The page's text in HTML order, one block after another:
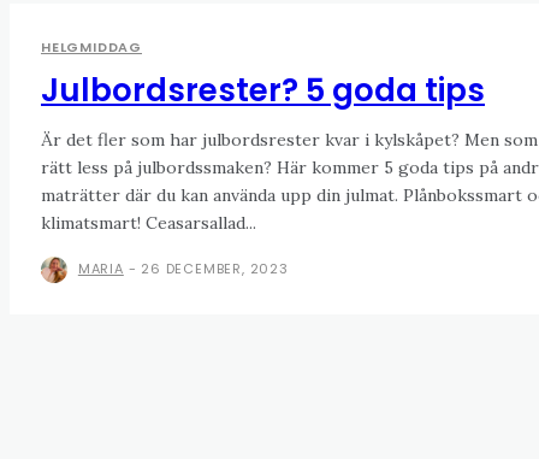
HELGMIDDAG
Julbordsrester? 5 goda tips
Är det fler som har julbordsrester kvar i kylskåpet? Men
rätt less på julbordssmaken? Här kommer 5 goda tips på
maträtter där du kan använda upp din julmat. Plånbokssmart
klimatsmart! Ceasarsallad...
MARIA - 26 DECEMBER, 2023